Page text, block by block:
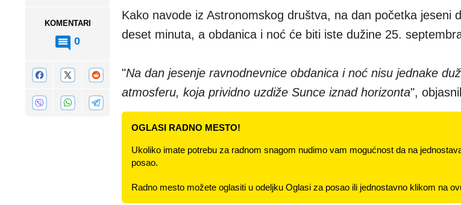
KOMENTARI
0
Kako navode iz Astronomskog društva, na dan početka jeseni
deset minuta, a obdanica i noć će biti iste dužine 25.
"Na dan jesenje ravnodnevnice obdanica i noć nisu jednake
atmosferu, koja prividno uzdiže Sunce iznad horizonta",
OGLASI RADNO MESTO!
Ukoliko imate potrebu za radnom snagom nudimo vam mogućnost da na
posao.
Radno mesto možete oglasiti u odeljku Oglasi za posao ili jednostavno klikom na